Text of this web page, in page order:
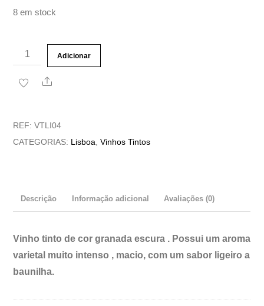
8 em stock
Quantidade
de
Vinho
de
Adicionar
Share
REF:VTLI04
CATEGORIAS: Lisboa ,Vinhos Tintos
Descrição Informação adicional Avaliações (0)
Vinho tinto de cor granada escura . Possui um aroma
varietal muito intenso , macio, com um sabor ligeiro a
baunilha.